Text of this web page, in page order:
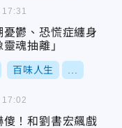
憂鬱、恐慌症纏身
魂抽離」
百味人生
傻！和劉書宏飆戲
17:02